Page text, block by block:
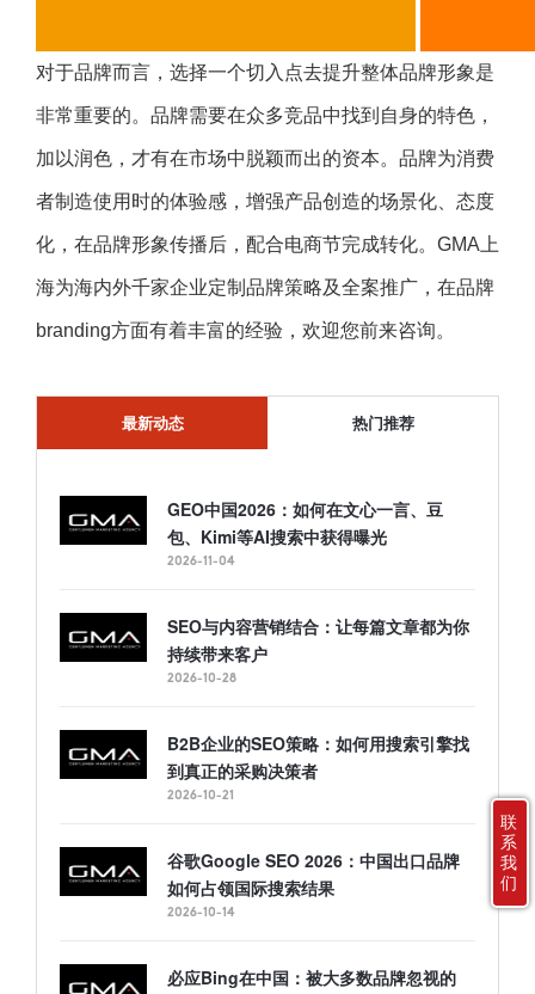
对于品牌而言，选择一个切入点去提升整体品牌形象是
非常重要的。品牌需要在众多竞品中找到自身的特色，
加以润色，才有在市场中脱颖而出的资本。品牌为消费
者制造使用时的体验感，增强产品创造的场景化、态度
化，在品牌形象传播后，配合电商节完成转化。GMA上
海为海内外千家企业定制品牌策略及全案推广，在品牌
branding方面有着丰富的经验，欢迎您前来咨询。
最新动态 热门推荐
GEO中国2026：如何在文心一言、豆
包、Kimi等AI搜索中获得曝光
2026-11-04
SEO与内容营销结合：让每篇文章都为你
持续带来客户
2026-10-28
B2B企业的SEO策略：如何用搜索引擎找
到真正的采购决策者
2026-10-21
谷歌Google SEO 2026：中国出口品牌
如何占领国际搜索结果
2026-10-14
必应Bing在中国：被大多数品牌忽视的
联
系
我
们